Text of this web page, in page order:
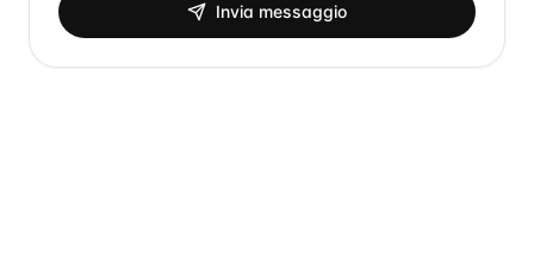
Invia messaggio